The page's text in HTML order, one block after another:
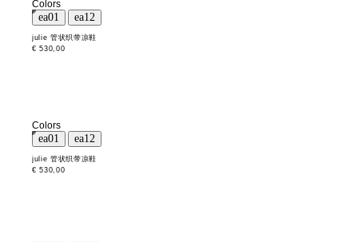
Colors
julie 管状织带凉鞋
€ 530,00
Colors
julie 管状织带凉鞋
€ 530,00